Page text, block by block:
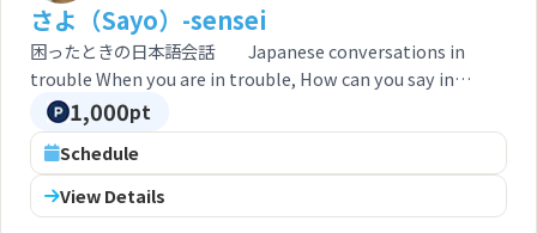
困ったときの日本語会話 Japanese conversations in
trouble When you are in trouble, How can you say in
Japanese in this situation? I will explain the situation and
how to use some useful phrases.
さよ（Sayo）-sensei
1,000pt
Schedule
View Details